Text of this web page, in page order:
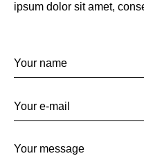
ipsum dolor sit amet,